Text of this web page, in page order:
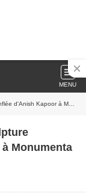
MENU
Kapoor à Monumenta
Monumenta